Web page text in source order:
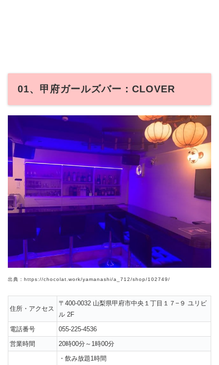
01、甲府ガールズバー：CLOVER
出典：https://chocolat.work/yamanashi/a_712/shop/102749/
住所・アクセス
〒400-0032 山梨県甲府市中央１丁目１７−９ ユリビ
ル 2F
電話番号
055-225-4536
営業時間
20時00分～1時00分
・飲み放題1時間